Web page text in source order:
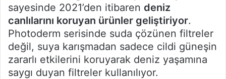
sayesinde 2021’den itibaren deniz
canlılarını koruyan ürünler geliştiriyor.
Photoderm serisinde suda çözünen filtreler
değil, suya karışmadan sadece cildi güneşin
zararlı etkilerini koruyarak deniz yaşamına
saygı duyan filtreler kullanılıyor.